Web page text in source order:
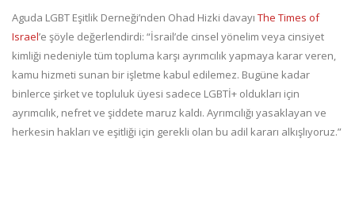
Aguda LGBT Eşitlik Derneği’nden Ohad Hizki davayı The Times of
Israel’e şöyle değerlendirdi: “İsrail’de cinsel yönelim veya cinsiyet
kimliği nedeniyle tüm topluma karşı ayrımcılık yapmaya karar veren,
kamu hizmeti sunan bir işletme kabul edilemez. Bugüne kadar
binlerce şirket ve topluluk üyesi sadece LGBTİ+ oldukları için
ayrımcılık, nefret ve şiddete maruz kaldı. Ayrımcılığı yasaklayan ve
herkesin hakları ve eşitliği için gerekli olan bu adil kararı alkışlıyoruz.”